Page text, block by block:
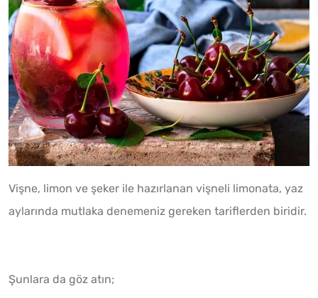
Vişne, limon ve şeker ile hazırlanan vişneli limonata, yaz
aylarında mutlaka denemeniz gereken tariflerden biridir.
Şunlara da göz atın;